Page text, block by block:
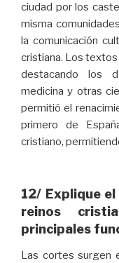
ciudad por los
misma
la comunicación
cristiana. Los
destacando los
medicina y otras
permitió el
primero de
cristiano,
12/ Explique
reinos
principales
Las cortes surgen